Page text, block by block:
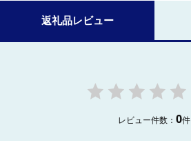
返礼品レビュー
レビュー件数：0件